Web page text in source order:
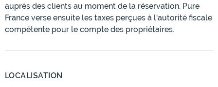
auprès des clients au moment de la réservation. Pure
France verse ensuite les taxes perçues à l'autorité fiscale
compétente pour le compte des propriétaires.
LOCALISATION